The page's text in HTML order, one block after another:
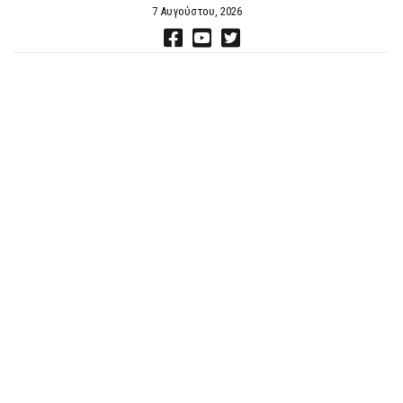
7 Αυγούστου, 2026